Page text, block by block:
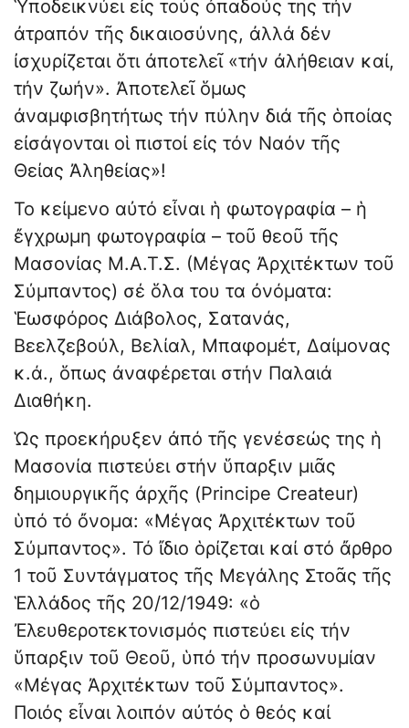
Ὑποδεικνύει εἰς τούς ὀπαδούς της τήν
ἀτραπόν τῆς δικαιοσύνης, ἀλλά δέν
ἰσχυρίζεται ὅτι ἀποτελεῖ «τήν ἀλήθειαν καί,
τήν ζωήν». Ἀποτελεῖ ὅμως
ἀναμφισβητήτως τήν πύλην διά τῆς ὁποίας
εἰσάγονται οἱ πιστοί εἰς τόν Ναόν τῆς
Θείας Ἀληθείας»!
To κείμενο αὐτό εἶναι ἡ φωτογραφία – ἡ
ἔγχρωμη φωτογραφία – τοῦ θεοῦ τῆς
Μασονίας Μ.Α.Τ.Σ. (Μέγας Ἀρχιτέκτων τοῦ
Σύμπαντος) σέ ὅλα του τα ὀνόματα:
Ἑωσφόρος Διάβολος, Σατανάς,
Βεελζεβούλ, Βελίαλ, Μπαφομέτ, Δαίμονας
κ.ά., ὅπως ἀναφέρεται στήν Παλαιά
Διαθήκη.
Ὡς προεκήρυξεν ἀπό τῆς γενέσεώς της ἡ
Μασονία πιστεύει στήν ὕπαρξιν μιᾶς
δημιουργικῆς ἀρχῆς (Principe Createur)
ὑπό τό ὄνομα: «Μέγας Ἀρχιτέκτων τοῦ
Σύμπαντος». Τό ἴδιο ὁρίζεται καί στό ἄρθρο
1 τοῦ Συντάγματος τῆς Μεγάλης Στοᾶς τῆς
Ἑλλάδος τῆς 20/12/1949: «ὁ
Ἐλευθεροτεκτονισμός πιστεύει εἰς τήν
ὕπαρξιν τοῦ Θεοῦ, ὑπό τήν προσωνυμίαν
«Μέγας Ἀρχιτέκτων τοῦ Σύμπαντος».
Ποιός εἶναι λοιπόν αὐτός ὁ θεός καί